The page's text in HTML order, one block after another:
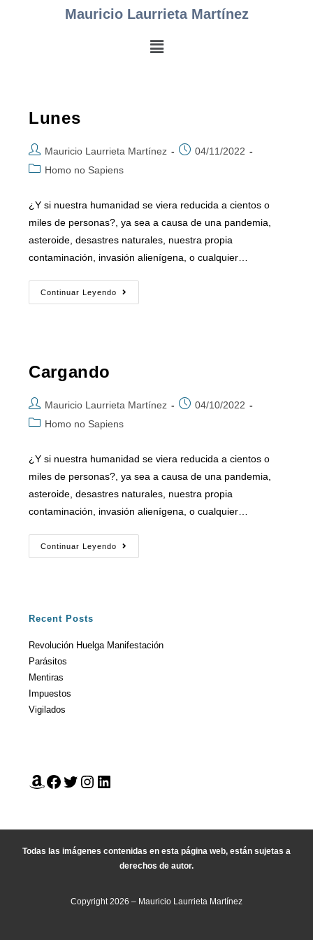
Mauricio Laurrieta Martínez
Lunes
Mauricio Laurrieta Martínez
04/11/2022
Homo no Sapiens
¿Y si nuestra humanidad se viera reducida a cientos o
miles de personas?, ya sea a causa de una pandemia,
asteroide, desastres naturales, nuestra propia
contaminación, invasión alienígena, o cualquier…
Continuar Leyendo
Cargando
Mauricio Laurrieta Martínez
04/10/2022
Homo no Sapiens
¿Y si nuestra humanidad se viera reducida a cientos o
miles de personas?, ya sea a causa de una pandemia,
asteroide, desastres naturales, nuestra propia
contaminación, invasión alienígena, o cualquier…
Continuar Leyendo
Recent Posts
Revolución Huelga Manifestación
Parásitos
Mentiras
Impuestos
Vigilados
Todas las imágenes contenidas en esta página web, están sujetas a
derechos de autor.
Copyright 2026 – Mauricio Laurrieta Martínez